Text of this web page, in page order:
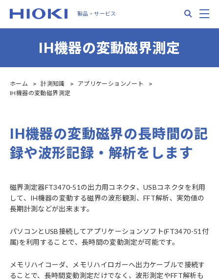
main
製品・サービス
IH機器の変動磁界測定
ホーム 計測知識
アプリケーションノート
IH機器の変動磁界測定
IH機器の変動磁界の長時間の記
録や波形記録・解析をします
磁界測定器FT3470-51の出力用コネクタ、USBコネクタを利用
して、IH機器の変動する磁界の波形観測、FFT解析、実効値の
長期計測などが出来ます。
パソコンとUSB接続してアプリケーションソフト(FT3470-51付
属)を利用することで、長時間の変動測定が可能です。
メモリハイコーダ、メモリハイロガーへ出力ケーブルで接続す
ることで、長時間変動測定だけでなく、波形測定やFFT解析も